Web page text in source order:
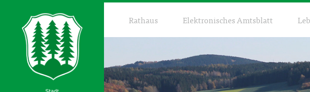
Rathaus Elektronisches Amtsblatt